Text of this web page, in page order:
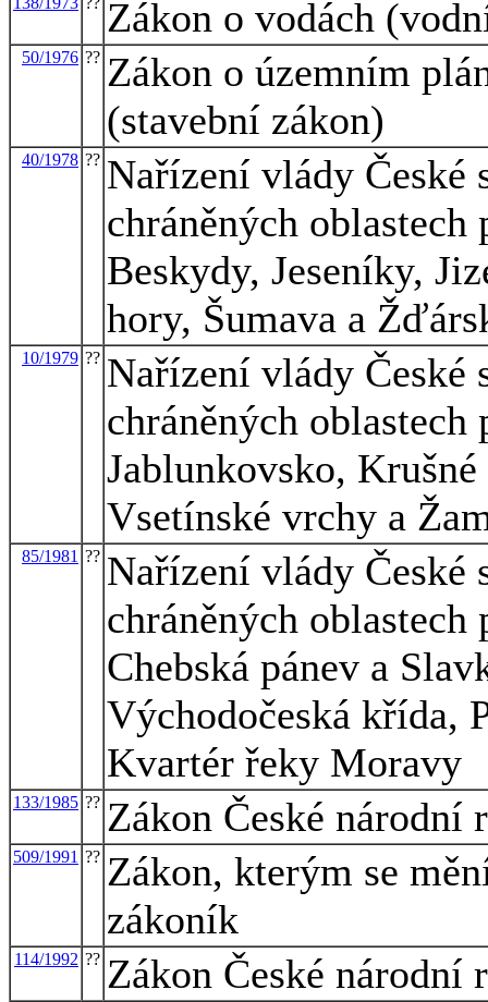
Zákon o vodách
50/1976 ?? Zákon o územním
(stavební zákon)
40/1978 ?? Nařízení vlády
chráněných
Beskydy, Jeseníky,
hory, Šumava a
10/1979 ?? Nařízení vlády
chráněných
Jablunkovsko,
Vsetínské vrchy a
85/1981 ?? Nařízení vlády
chráněných
Chebská pánev a
Východočeská křída,
Kvartér řeky Moravy
133/1985 ?? Zákon České národní
509/1991 ?? Zákon, kterým se
zákoník
114/1992 ?? Zákon České národní